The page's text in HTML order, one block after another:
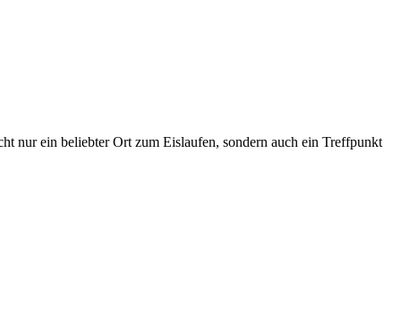
nur ein beliebter Ort zum Eislaufen, sondern auch ein Treffpunkt